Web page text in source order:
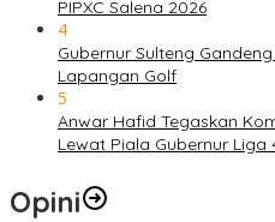
PIPXC Salena 2026
4
Gubernur Sulteng
Lapangan Golf
5
Anwar Hafid Tegaskan
Lewat Piala Gubernur Liga
Opini